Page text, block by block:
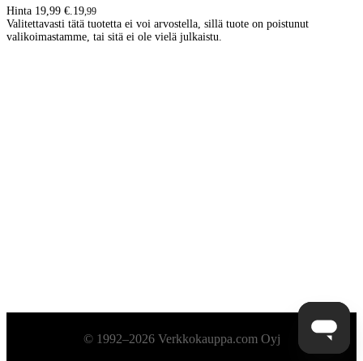
Hinta 19,99 €. 19,99
Valitettavasti tätä tuotetta ei voi arvostella, sillä tuote on poistunut
valikoimastamme, tai sitä ei ole vielä julkaistu.
Alatunniste© 1992–2026 Verkkokauppa.com Oyj